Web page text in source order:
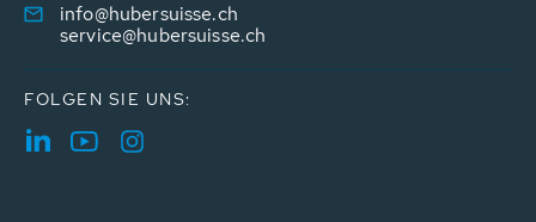
info@hubersuisse.ch
service@hubersuisse.ch
FOLGEN SIE UNS: